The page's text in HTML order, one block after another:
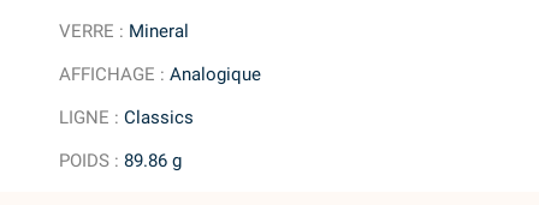
VERRE : Mineral
AFFICHAGE :Analogique
LIGNE :Classics
POIDS :89.86 g